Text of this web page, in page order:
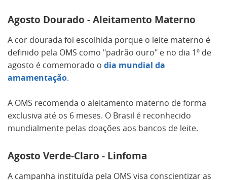
Agosto Dourado - Aleitamento Materno
A cor dourada foi escolhida porque o leite materno é
definido pela OMS como "padrão ouro" e no dia 1º de
agosto é comemorado o dia mundial da
amamentação.
A OMS recomenda o aleitamento materno de forma
exclusiva até os 6 meses. O Brasil é reconhecido
mundialmente pelas doações aos bancos de leite.
Agosto Verde-Claro - Linfoma
A campanha instituída pela OMS visa conscientizar as